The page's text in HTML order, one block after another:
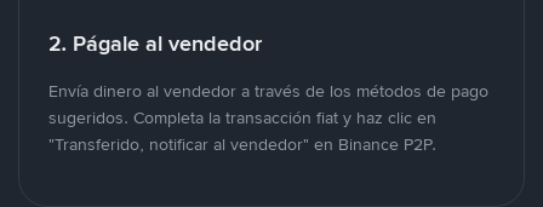
2. Págale al vendedor
Envía dinero al vendedor a través de los métodos de pago
sugeridos. Completa la transacción fiat y haz clic en
"Transferido, notificar al vendedor" en Binance P2P.